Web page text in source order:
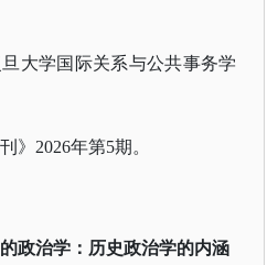
大学国际关系与公共事务学
》 2026年第5期。
政治学：历史政治学的内涵